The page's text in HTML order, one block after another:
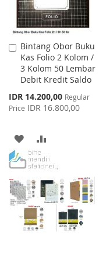
Bintang Obor Buku
Kas Folio 2 Kolom /
3 Kolom 50 Lembar
Debit Kredit Saldo
Special
Price
IDR 14.200,00 Regular
Price IDR 16.800,00
Add
to
Cart
ADD
TO
WISH
LIST
TO
COMPARE